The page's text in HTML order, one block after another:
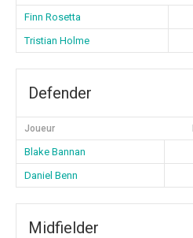
Finn Rosetta
Tristian Holme
Defender
Joueur
Blake Bannan
Daniel Benn
Midfielder